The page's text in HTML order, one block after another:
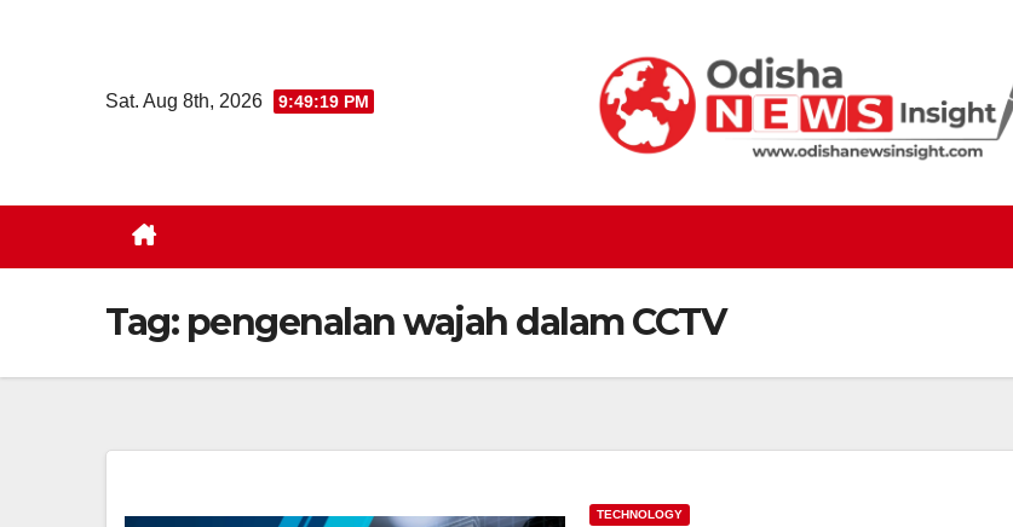
Sat. Aug 8th, 2026 9:49:20 PM
Tag: pengenalan wajah dalam CCTV
TECHNOLOGY